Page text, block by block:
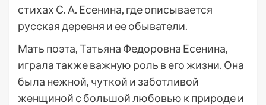
стихах С. А. Есенина, где описывается
русская деревня и ее обыватели.
Мать поэта, Татьяна Федоровна Есенина,
играла также важную роль в его жизни. Она
была нежной, чуткой и заботливой
женщиной с большой любовью к природе и